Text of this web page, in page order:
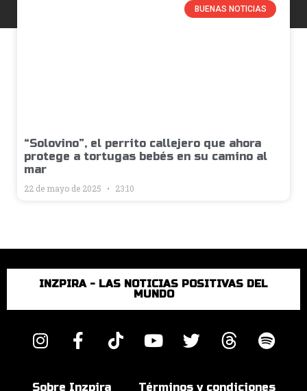
BUENAS NOTICIAS
“Solovino”, el perrito callejero que ahora
protege a tortugas bebés en su camino al
mar
22 de mayo de 2025 23:10
INZPIRA - LAS NOTICIAS POSITIVAS DEL
MUNDO
Sobre Inzpira Términos y condiciones